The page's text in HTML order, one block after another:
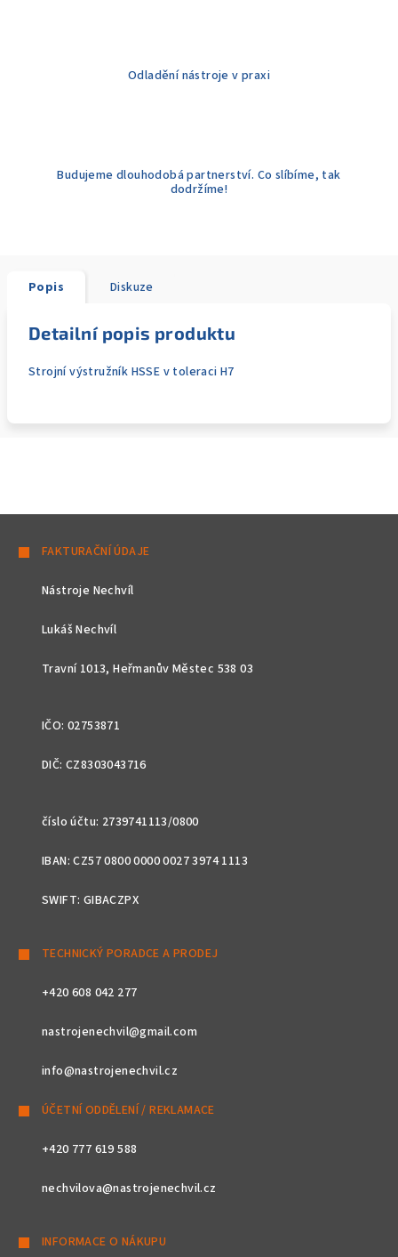
Odladění nástroje v praxi
Budujeme dlouhodobá partnerství. Co slíbíme, tak
dodržíme!
Popis Diskuze
Detailní popis produktu
Strojní výstružník HSSE v toleraci H7
FAKTURAČNÍ ÚDAJE
Nástroje Nechvíl
Lukáš Nechvíl
Travní 1013, Heřmanův Městec 538 03
IČO: 02753871
DIČ: CZ8303043716
číslo účtu: 2739741113/0800
IBAN: CZ57 0800 0000 0027 3974 1113
SWIFT: GIBACZPX
TECHNICKÝ PORADCE A PRODEJ
+420 608 042 277
nastrojenechvil@gmail.com
info@nastrojenechvil.cz
ÚČETNÍ ODDĚLENÍ / REKLAMACE
+420 777 619 588
nechvilova@nastrojenechvil.cz
INFORMACE O NÁKUPU